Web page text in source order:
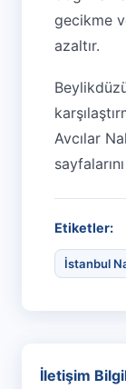
gecikme
azaltır.
Avcılar
Etiketler:
İstanbul
İletişim